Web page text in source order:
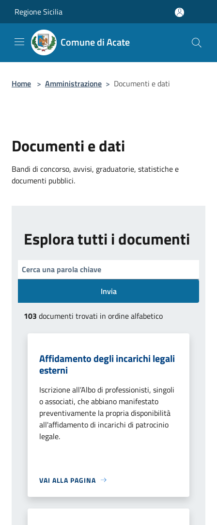
Regione Sicilia
Comune di Acate
Home > Amministrazione > Documenti e dati
Documenti e dati
Bandi di concorso, avvisi, graduatorie, statistiche e
documenti pubblici.
Esplora tutti i documenti
Invia
103 documenti trovati in ordine alfabetico
Affidamento degli incarichi legali
esterni
Iscrizione all’Albo di professionisti, singoli
o associati, che abbiano manifestato
preventivamente la propria disponibilità
all'affidamento di incarichi di patrocinio
legale.
VAI ALLA PAGINA